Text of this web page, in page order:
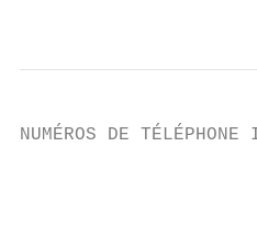
NUMÉROS DE TÉLÉPHONE